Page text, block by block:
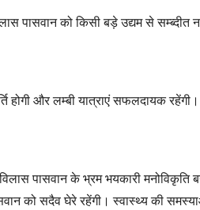
पासवान को किसी बड़े उद्यम से
और लम्बी यात्राएं सफलदायक
पासवान के भ्रम भयकारी मनोविकृति
को सदैव घेरे रहेंगी। स्वास्थ्य की